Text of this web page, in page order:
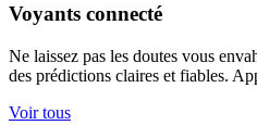
Voyants connecté
Ne laissez pas les doutes vous
des prédictions claires et fiables.
Voir tous